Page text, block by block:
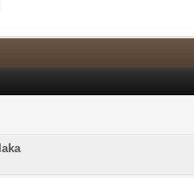
0 na 5 gwiazdek
0 na 5 gwiazdek
345